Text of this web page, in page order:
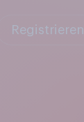
Registrieren